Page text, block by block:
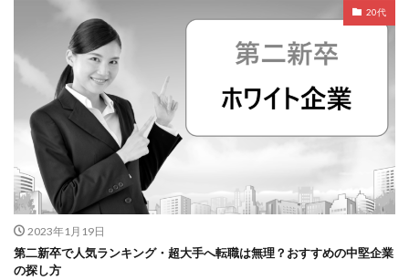
20代
2023年1月19日
第二新卒で人気ランキング・超大手へ転職は無理？おすすめの中堅企業
の探し方